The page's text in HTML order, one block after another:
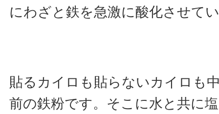
にわざと鉄を急激に酸化させて
貼るカイロも貼らないカイロも
前の鉄粉です。そこに水と共に